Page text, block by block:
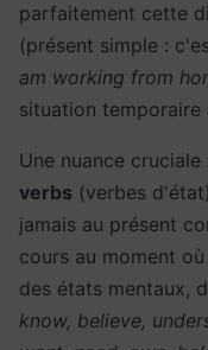
parfaitement cette
(présent simple :
am working from
situation temporaire
Une nuance
verbs (verbes
jamais au présent
cours au moment
des états mentaux,
know, believe,